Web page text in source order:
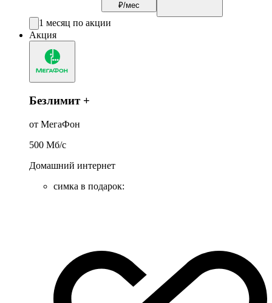
₽/мес
1 месяц по акции
Акция
Безлимит +
от МегаФон
500 Мб/c
Домашний интернет
симка в подарок: